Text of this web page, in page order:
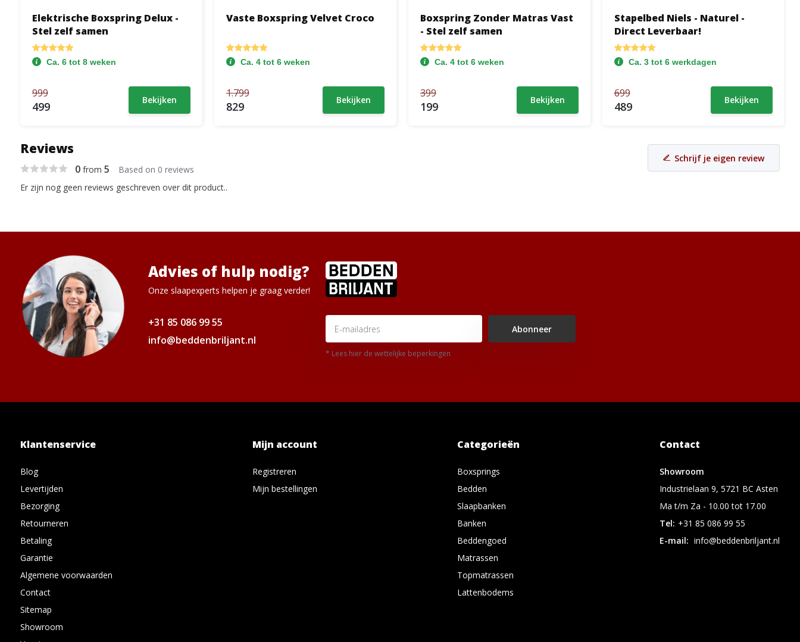
Elektrische Boxspring Delux -
Stel zelf samen
Ca. 6 tot 8 weken
999
499 Bekijken
Vaste Boxspring Velvet Croco
Ca. 4 tot 6 weken
1.799
829 Bekijken
Boxspring Zonder Matras Vast
- Stel zelf samen
Ca. 4 tot 6 weken
399
199 Bekijken
Stapelbed Niels - Naturel -
Direct Leverbaar!
Ca. 3 tot 6 werkdagen
699
489 Bekijken
Reviews
0from 5 Based on 0 reviews
Schrijf je eigen review
Er zijn nog geen reviews geschreven over dit product..
Advies of hulp nodig?
Onze slaapexperts helpen je graag verder!
+31 85 086 99 55
info@beddenbriljant.nl
Abonneer
* Lees hier de wettelijke beperkingen
Klantenservice
Blog
Levertijden
Bezorging
Retourneren
Betaling
Garantie
Algemene voorwaarden
Contact
Sitemap
Showroom
Mijn account
Registreren
Mijn bestellingen
Categorieën
Boxsprings
Bedden
Slaapbanken
Banken
Beddengoed
Matrassen
Topmatrassen
Lattenbodems
Contact
Showroom
Industrielaan 9, 5721 BC Asten
Ma t/m Za - 10.00 tot 17.00
Tel: +31 85 086 99 55
E-mail: info@beddenbriljant.nl